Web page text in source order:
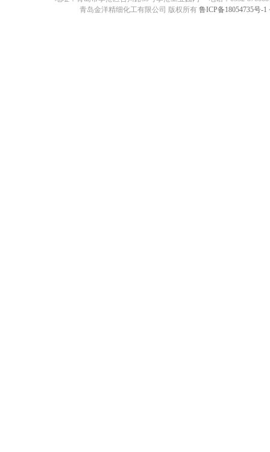
青岛金洋精细化工有限公司 版权所有 鲁ICP备18054735号-1